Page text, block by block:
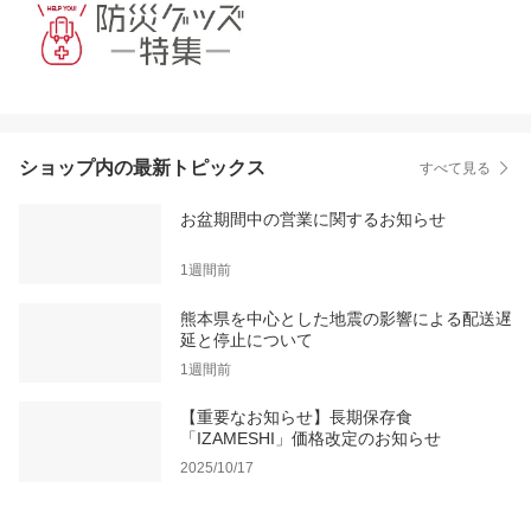
ショップ内の最新トピックス すべて見る
お盆期間中の営業に関するお知らせ
1週間前
熊本県を中心とした地震の影響による配送遅
延と停止について
1週間前
【重要なお知らせ】長期保存食
「IZAMESHI」価格改定のお知らせ
2025/10/17